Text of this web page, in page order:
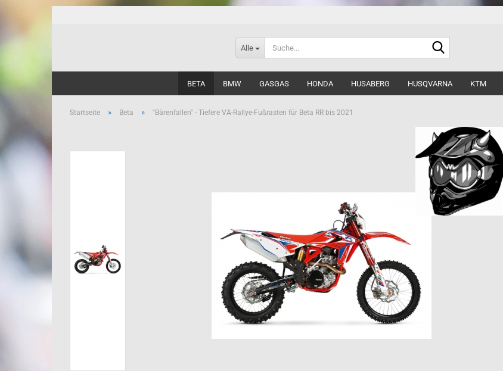
Alle
BETA BMW GASGAS HONDA HUSABERG HUSQVARNA KTM
Startseite » Beta » "Bärenfallen" - Tiefere VA-Rallye-Fußrasten für Beta RR bis 2021